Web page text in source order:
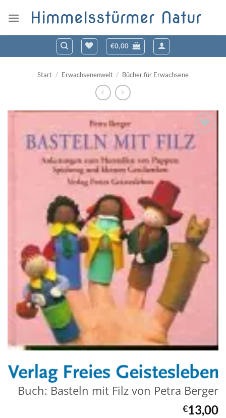
Inhalt
Himmelsstürmer Natur
€0,00
Start / Erwachsenenwelt / Bücher für Erwachsene
Zum
Wunschzettel
hinzufügen
Buch: Basteln mit Filz von Petra Berger
€13,00